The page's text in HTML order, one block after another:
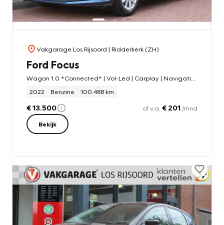
Vakgarage Los Rijsoord | Ridderkerk (ZH)
Ford Focus
2022
Benzine 100.488 km
€ 13.500 of v.a. € 201 /mnd
Bekijk